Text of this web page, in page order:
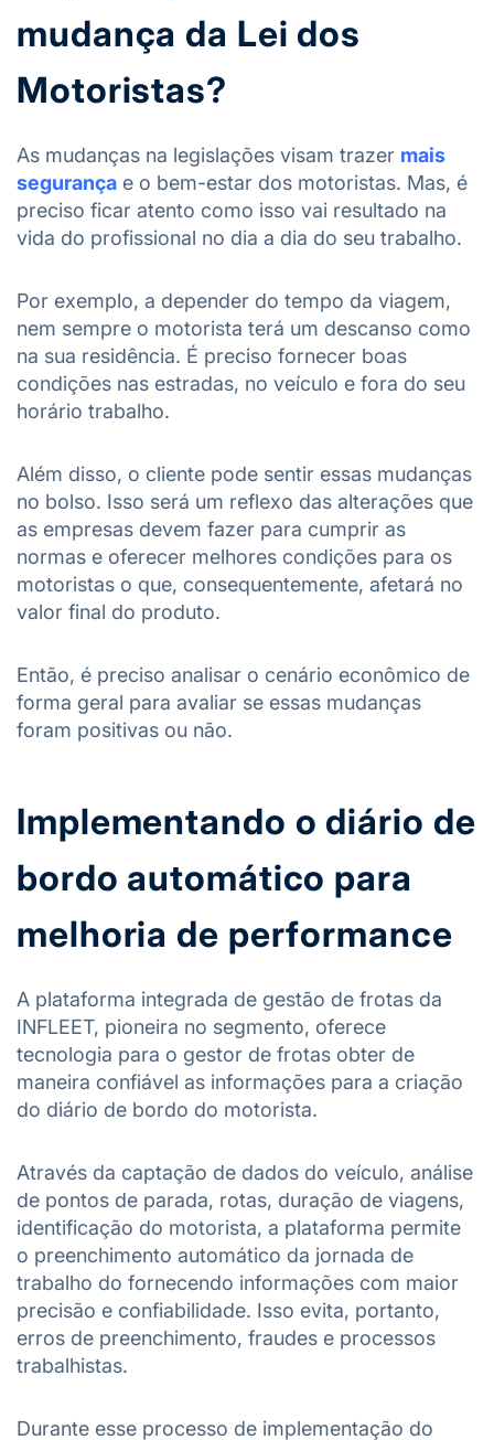
mudança da Lei dos
Motoristas?
As mudanças na legislações visam trazer mais
segurança e o bem-estar dos motoristas. Mas, é
preciso ficar atento como isso vai resultado na
vida do profissional no dia a dia do seu trabalho.
Por exemplo, a depender do tempo da viagem,
nem sempre o motorista terá um descanso como
na sua residência. É preciso fornecer boas
condições nas estradas, no veículo e fora do seu
horário trabalho.
Além disso, o cliente pode sentir essas mudanças
no bolso. Isso será um reflexo das alterações que
as empresas devem fazer para cumprir as
normas e oferecer melhores condições para os
motoristas o que, consequentemente, afetará no
valor final do produto.
Então, é preciso analisar o cenário econômico de
forma geral para avaliar se essas mudanças
foram positivas ou não.
Implementando o diário de
bordo automático para
melhoria de performance
A plataforma integrada de gestão de frotas da
INFLEET, pioneira no segmento, oferece
tecnologia para o gestor de frotas obter de
maneira confiável as informações para a criação
do diário de bordo do motorista.
Através da captação de dados do veículo, análise
de pontos de parada, rotas, duração de viagens,
identificação do motorista, a plataforma permite
o preenchimento automático da jornada de
trabalho do fornecendo informações com maior
precisão e confiabilidade. Isso evita, portanto,
erros de preenchimento, fraudes e processos
trabalhistas.
Durante esse processo de implementação do